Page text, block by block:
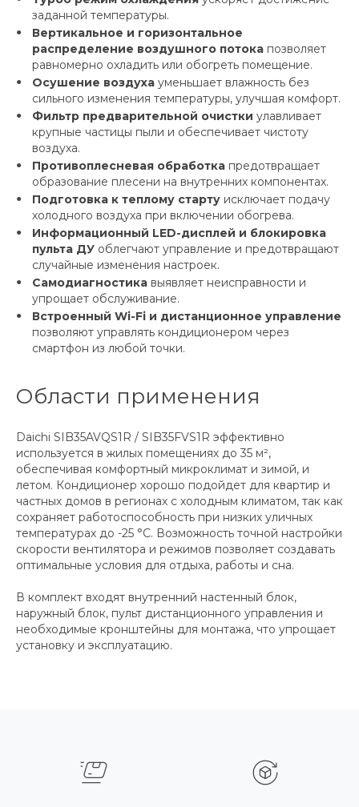
заданной температуры.
Вертикальное и горизонтальное
распределение воздушного потока позволяет
равномерно охладить или обогреть помещение.
Осушение воздуха уменьшает влажность без
сильного изменения температуры, улучшая комфорт.
Фильтр предварительной очистки улавливает
крупные частицы пыли и обеспечивает чистоту
воздуха.
Противоплесневая обработка предотвращает
образование плесени на внутренних компонентах.
Подготовка к теплому старту исключает подачу
холодного воздуха при включении обогрева.
Информационный LED-дисплей и блокировка
пульта ДУ облегчают управление и предотвращают
случайные изменения настроек.
Самодиагностика выявляет неисправности и
упрощает обслуживание.
Встроенный Wi-Fi и дистанционное управление
позволяют управлять кондиционером через
смартфон из любой точки.
Области применения
Daichi SIB35AVQS1R / SIB35FVS1R эффективно
используется в жилых помещениях до 35 м²,
обеспечивая комфортный микроклимат и зимой, и
летом. Кондиционер хорошо подойдет для квартир и
частных домов в регионах с холодным климатом, так как
сохраняет работоспособность при низких уличных
температурах до -25 °C. Возможность точной настройки
скорости вентилятора и режимов позволяет создавать
оптимальные условия для отдыха, работы и сна.
В комплект входят внутренний настенный блок,
наружный блок, пульт дистанционного управления и
необходимые кронштейны для монтажа, что упрощает
установку и эксплуатацию.